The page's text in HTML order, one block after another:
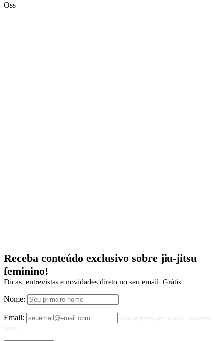
Oss
Receba conteúdo exclusivo sobre jiu-jitsu
feminino!
Dicas, entrevistas e novidades direto no seu email. Grátis.
Nome:
Email:
Não se preocupe, nunca enviamos
spam